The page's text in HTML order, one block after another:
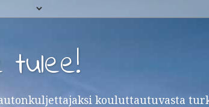
tulee!
kouluttautuvasta